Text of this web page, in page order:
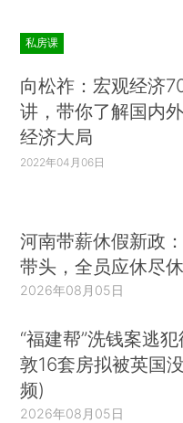
私房课
向松祚：宏观经济
讲，带你了解国内外
经济大局
2022年04月06日
河南带薪休假新政
带头，全员应休尽休
2026年08月05日
“福建帮”洗钱案逃
敦16套房拟被英国
频)
2026年08月05日